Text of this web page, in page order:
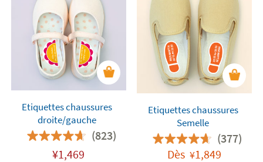
Etiquettes chaussures
droite/gauche
(823)
¥1,469
Etiquettes chaussures
Semelle
(377)
Dès¥1,849